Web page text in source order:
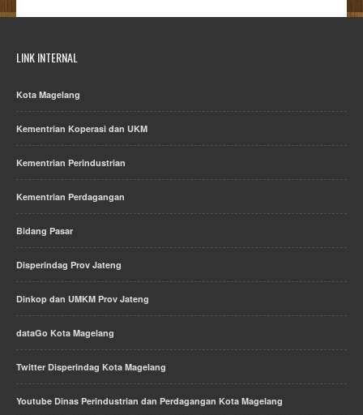
LINK INTERNAL
Kota Magelang
Kementrian Koperasi dan UKM
Kementrian Perindustrian
Kementrian Perdagangan
Bidang Pasar
Disperindag Prov Jateng
Dinkop dan UMKM Prov Jateng
dataGo Kota Magelang
Twitter Disperindag Kota Magelang
Youtube Dinas Perindustrian dan Perdagangan Kota Magelang